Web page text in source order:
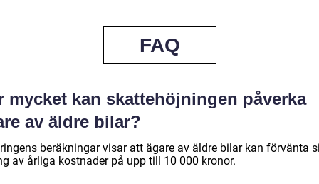
FAQ
mycket kan skattehöjningen påverka
av äldre bilar?
beräkningar visar att ägare av äldre bilar kan förvänta
av årliga kostnader på upp till 10 000 kronor.